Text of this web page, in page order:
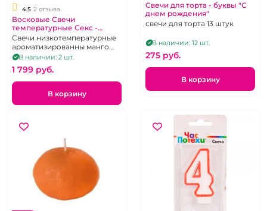
4.5 2 отзыва
Восковые Свечи
температурные Секс -
набор из 2 штук "Wax Play"
To heat up
Свечи низкотемпературные
ароматизированны манго
55-60 градусов, с
пряностями 45-50
В наличии: 2 шт.
1 799 pуб.
В корзину
Свечи для торта - буквы "С
днем рождения"
свечи для торта 13 штук
В наличии: 12 шт.
275 pуб.
В корзину